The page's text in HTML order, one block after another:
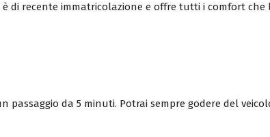
di recente immatricolazione e offre tutti i comfort che
passaggio da 5 minuti. Potrai sempre godere del